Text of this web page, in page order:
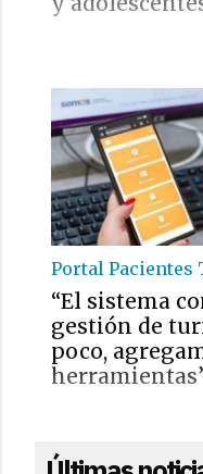
Portal Pacientes
“El sistema
gestión de
poco,